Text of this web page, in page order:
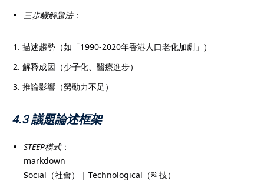
三步驟解題法：
描述趨勢（如「1990-2020年香港人口老化加劇」）
解釋成因（少子化、醫療進步）
推論影響（勞動力不足）
4.3 議題論述框架
STEEP模式：
markdown
Social（社會）｜ Technological（科技）